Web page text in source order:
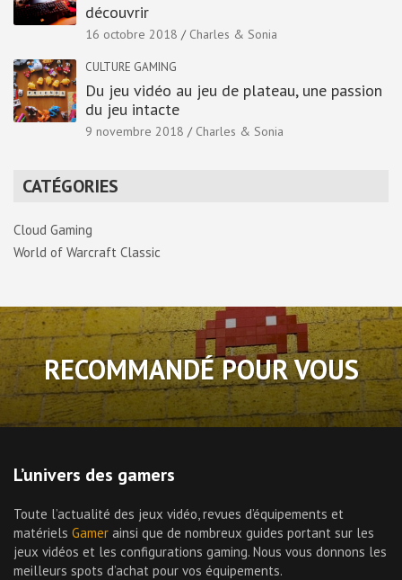
découvrir
16 octobre 2018 Charles & Sonia
CULTURE GAMING
Du jeu vidéo au jeu de plateau, une passion
du jeu intacte
9 novembre 2018 Charles & Sonia
CATÉGORIES
Cloud Gaming
World of Warcraft Classic
RECOMMANDÉ POUR VOUS
L’univers des gamers
Toute l’actualité des jeux vidéo, revues d’équipements et
matériels Gamer ainsi que de nombreux guides portant sur les
jeux vidéos et les configurations gaming. Nous vous donnons les
meilleurs spots d’achat pour vos équipements.